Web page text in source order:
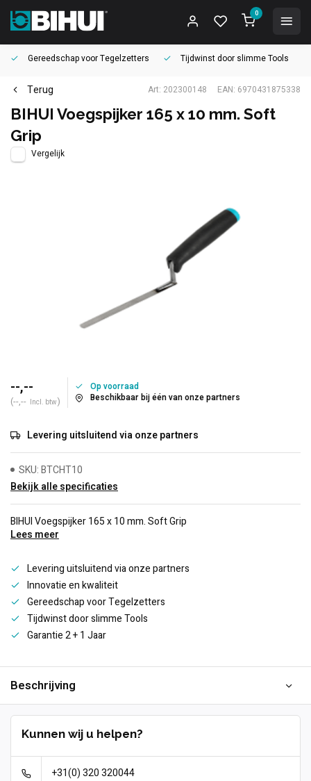
0
Gereedschap voorTegelzetters Tijdwinst door slimme Tools
Terug Art: 202300148 EAN: 6970431875338
BIHUI Voegspijker 165 x 10 mm. Soft
Grip
Vergelijk
--,--
(--,-- Incl. btw)
Op voorraad
Beschikbaar bij één van onze partners
Levering uitsluitend via onze partners
SKU: BTCHT10
Bekijk alle specificaties
BIHUI Voegspijker 165 x 10 mm. Soft Grip
Lees meer
Levering uitsluitend via onze partners
Innovatie en kwaliteit
Gereedschap voor Tegelzetters
Tijdwinst door slimme Tools
Garantie 2 + 1 Jaar
Beschrijving
Kunnen wij u helpen?
+31(0) 320 320044